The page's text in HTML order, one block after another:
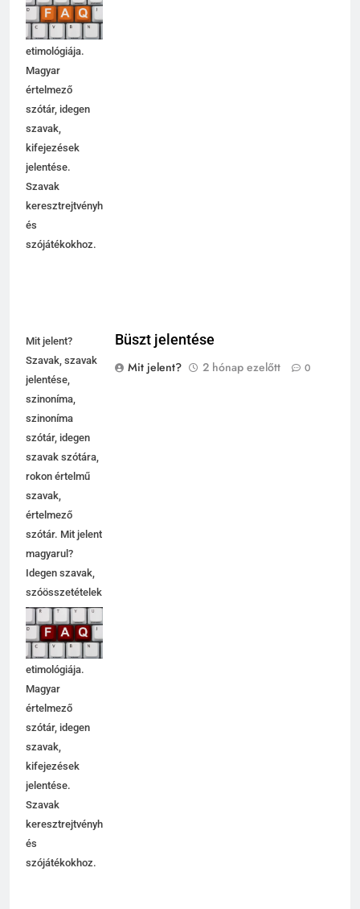
magyarázata,
használata,
etimológiája.
Magyar
értelmező
szótár, idegen
szavak,
kifejezések
jelentése.
Szavak
keresztrejtvényhez
és
szójátékokhoz.
Mit jelent?
Szavak, szavak
jelentése,
szinoníma,
szinoníma
szótár, idegen
szavak szótára,
rokon értelmű
szavak,
értelmező
szótár. Mit jelent
magyarul?
Idegen szavak,
szóösszetételek
jelentése,
magyarázata,
használata,
etimológiája.
Magyar
értelmező
szótár, idegen
szavak,
kifejezések
jelentése.
Szavak
keresztrejtvényhez
és
szójátékokhoz.
Büszt jelentése
Mit jelent?
2 hónap ezelőtt 0